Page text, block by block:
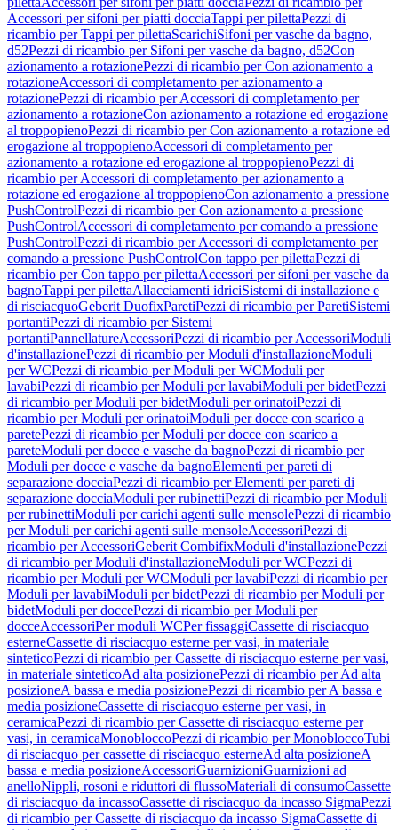
Accessori per sifoni per piatti docciaTappi per pilettaPezzi di
ricambio per Tappi per pilettaScarichiSifoni per vasche da bagno,
d52Pezzi di ricambio per Sifoni per vasche da bagno, d52Con
azionamento a rotazionePezzi di ricambio per Con azionamento a
rotazioneAccessori di completamento per azionamento a
rotazionePezzi di ricambio per Accessori di completamento per
azionamento a rotazioneCon azionamento a rotazione ed erogazione
al troppopienoPezzi di ricambio per Con azionamento a rotazione ed
erogazione al troppopienoAccessori di completamento per
azionamento a rotazione ed erogazione al troppopienoPezzi di
ricambio per Accessori di completamento per azionamento a
rotazione ed erogazione al troppopienoCon azionamento a pressione
PushControlPezzi di ricambio per Con azionamento a pressione
PushControlAccessori di completamento per comando a pressione
PushControlPezzi di ricambio per Accessori di completamento per
comando a pressione PushControlCon tappo per pilettaPezzi di
ricambio per Con tappo per pilettaAccessori per sifoni per vasche da
bagnoTappi per pilettaAllacciamenti idriciSistemi di installazione e
di risciacquoGeberit DuofixParetiPezzi di ricambio per ParetiSistemi
portantiPezzi di ricambio per Sistemi
portantiPannellatureAccessoriPezzi di ricambio per AccessoriModuli
d'installazionePezzi di ricambio per Moduli d'installazioneModuli
per WCPezzi di ricambio per Moduli per WCModuli per
lavabiPezzi di ricambio per Moduli per lavabiModuli per bidetPezzi
di ricambio per Moduli per bidetModuli per orinatoiPezzi di
ricambio per Moduli per orinatoiModuli per docce con scarico a
paretePezzi di ricambio per Moduli per docce con scarico a
pareteModuli per docce e vasche da bagnoPezzi di ricambio per
Moduli per docce e vasche da bagnoElementi per pareti di
separazione docciaPezzi di ricambio per Elementi per pareti di
separazione docciaModuli per rubinettiPezzi di ricambio per Moduli
per rubinettiModuli per carichi agenti sulle mensolePezzi di ricambio
per Moduli per carichi agenti sulle mensoleAccessoriPezzi di
ricambio per AccessoriGeberit CombifixModuli d'installazionePezzi
di ricambio per Moduli d'installazioneModuli per WCPezzi di
ricambio per Moduli per WCModuli per lavabiPezzi di ricambio per
Moduli per lavabiModuli per bidetPezzi di ricambio per Moduli per
bidetModuli per doccePezzi di ricambio per Moduli per
docceAccessoriPer moduli WCPer fissaggiCassette di risciacquo
esterneCassette di risciacquo esterne per vasi, in materiale
sinteticoPezzi di ricambio per Cassette di risciacquo esterne per vasi,
in materiale sinteticoAd alta posizionePezzi di ricambio per Ad alta
posizioneA bassa e media posizionePezzi di ricambio per A bassa e
media posizioneCassette di risciacquo esterne per vasi, in
ceramicaPezzi di ricambio per Cassette di risciacquo esterne per
vasi, in ceramicaMonobloccoPezzi di ricambio per MonobloccoTubi
di risciacquo per cassette di risciacquo esterneAd alta posizioneA
bassa e media posizioneAccessoriGuarnizioniGuarnizioni ad
anelloNippli, rosoni e riduttori di flussoMateriali di consumoCassette
di risciacquo da incassoCassette di risciacquo da incasso SigmaPezzi
di ricambio per Cassette di risciacquo da incasso SigmaCassette di